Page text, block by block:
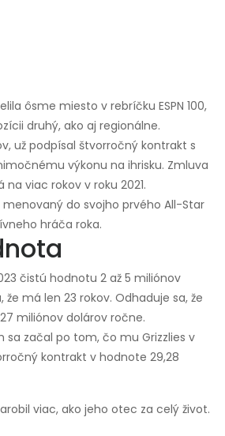
ôsme miesto v rebríčku ESPN 100,
druhý, ako aj regionálne.
už podpísal štvorročný kontrakt s
výkonu na ihrisku. Zmluva
viac rokov v roku 2021.
menovaný do svojho prvého All-Star
hráča roka.
čistú hodnotu 2 až 5 miliónov
má len 23 rokov. Odhaduje sa, že
miliónov dolárov ročne.
sa začal po tom, čo mu Grizzlies v
kontrakt v hodnote 29,28
viac, ako jeho otec za celý život.